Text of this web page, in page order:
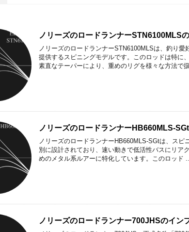
ノリーズのロードランナーSTN6100MLS
ノリーズのロードランナーSTN6100MLSは、釣り愛
提供するスピニングモデルです。このロッドは特に
素直なテーパーにより、重めのリグを様々な方法で扱
ノリーズのロードランナーHB660MLS-
ノリーズのロードランナーHB660MLS-SGtは、スピ
別に設計されており、速い動きで低活性バスにリア
めのメタル系ルアーに特化しています。このロッド ...
ノリーズのロードランナー700JHSのイン